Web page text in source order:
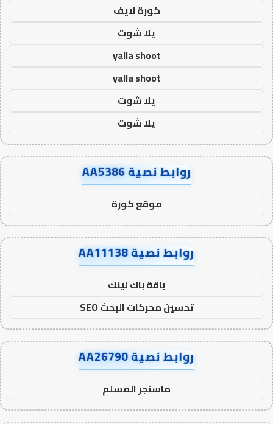
كورة لايف
يلا شوت
yalla shoot
yalla shoot
يلا شوت
يلا شوت
روابط نصية AA5386
موقع كورة
روابط نصية AA11138
باقة باك لينك
تحسين محركات البحث SEO
روابط نصية AA26790
ماسنجر المسلم